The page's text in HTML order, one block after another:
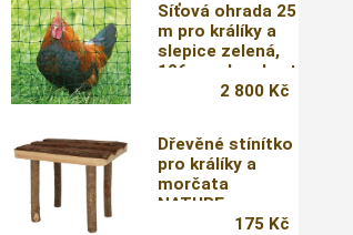
Síťová ohrada 25
m pro králíky a
slepice zelená,
106cm, dvouhrot
2 800 Kč
Dřevěné stínítko
pro králíky a
morčata
NATURE
30x22x25cm175 Kč